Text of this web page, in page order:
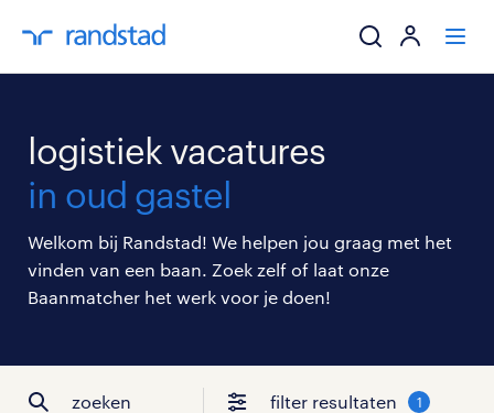
mijn carrière
over randstad
logistiek vacatures
in oud gastel
Welkom bij Randstad! We helpen jou graag met het
vinden van een baan. Zoek zelf of laat onze
Baanmatcher het werk voor je doen!
zoeken filter resultaten 1